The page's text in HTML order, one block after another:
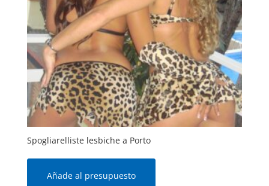
Spogliarelliste lesbiche a Porto
Añade al presupuesto